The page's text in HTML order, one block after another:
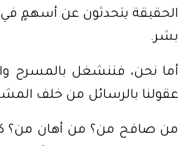
الحقيقة يتحدثون عن أسهمٍ في
بشر.
أما نحن، فننشغل بالمسرح
عقولنا بالرسائل من خلف
من صافح من؟ من أهان من؟